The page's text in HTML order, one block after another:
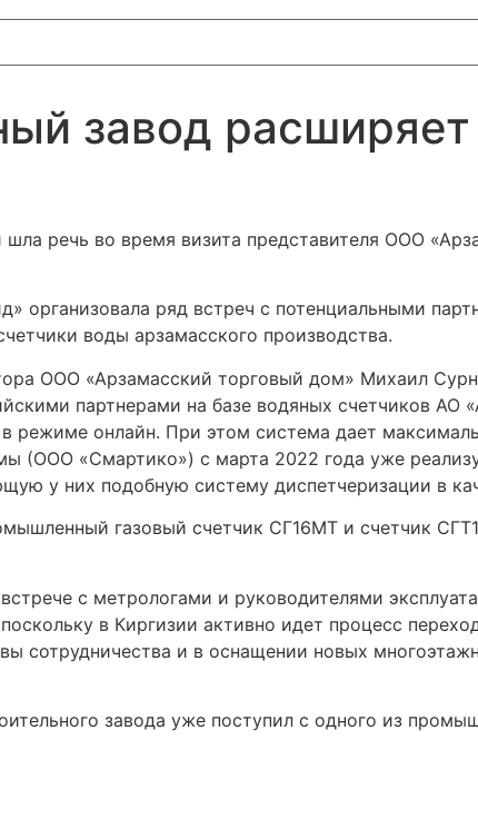
завод расширяет
речь во время визита представителя ООО
организовала ряд встреч с потенциальными
воды арзамасского производства.
ООО «Арзамасский торговый дом» Михаил
партнерами на базе водяных счетчиков АО
режиме онлайн. При этом система дает
(ООО «Смартико») с марта 2022 года уже
у них подобную систему диспетчеризации в
газовый счетчик СГ16МТ и счетчик
с метрологами и руководителями
в Киргизии активно идет процесс
сотрудничества и в оснащении новых
завода уже поступил с одного из